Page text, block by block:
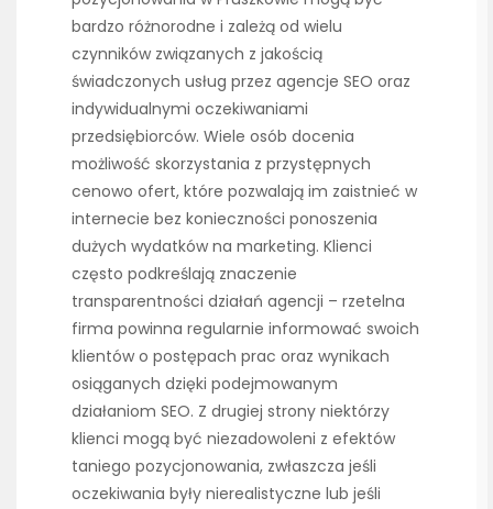
bardzo różnorodne i zależą od wielu
czynników związanych z jakością
świadczonych usług przez agencje SEO oraz
indywidualnymi oczekiwaniami
przedsiębiorców. Wiele osób docenia
możliwość skorzystania z przystępnych
cenowo ofert, które pozwalają im zaistnieć w
internecie bez konieczności ponoszenia
dużych wydatków na marketing. Klienci
często podkreślają znaczenie
transparentności działań agencji – rzetelna
firma powinna regularnie informować swoich
klientów o postępach prac oraz wynikach
osiąganych dzięki podejmowanym
działaniom SEO. Z drugiej strony niektórzy
klienci mogą być niezadowoleni z efektów
taniego pozycjonowania, zwłaszcza jeśli
oczekiwania były nierealistyczne lub jeśli